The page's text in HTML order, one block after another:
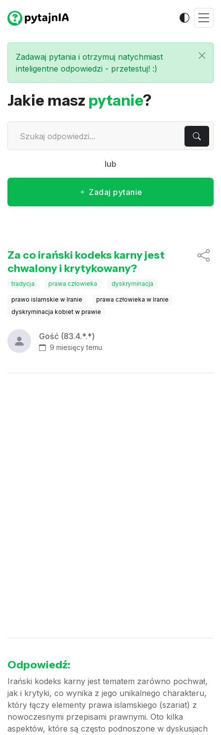
Zadawaj pytania i otrzymuj natychmiast
inteligentne odpowiedzi - przetestuj! :)
Jakie masz pytanie?
lub
Zadaj pytanie
Za co irański kodeks karny jest
chwalony i krytykowany?
tradycja prawa człowieka dyskryminacja
prawo islamskie w Iranie
prawa człowieka w Iranie
dyskryminacja kobiet w prawie
Gość (83.4.*.*)
9 miesięcy temu
Odpowiedź:
Irański kodeks karny jest tematem zarówno pochwał,
jak i krytyki, co wynika z jego unikalnego charakteru,
który łączy elementy prawa islamskiego (szariat) z
nowoczesnymi przepisami prawnymi. Oto kilka
aspektów, które są często podnoszone w dyskusjach